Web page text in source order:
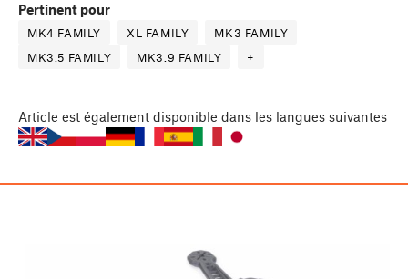
Pertinent pour
MK4 FAMILY XL FAMILY
MK3 FAMILY
MK3.5 FAMILY
MK3.9 FAMILY +
Article est également disponible dans les langues suivantes